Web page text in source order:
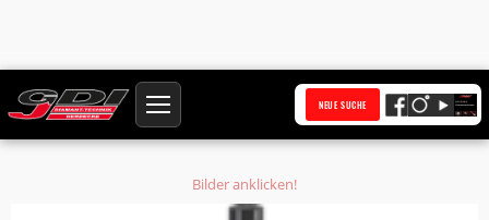
NEUE SUCHE
Startseite
Produkte
Diamantbohrkrone Ø 55,5 mm HQ Anschluss 1 1/4 Zoll UNC Bohrkern Ø 48,5
Bilder anklicken!